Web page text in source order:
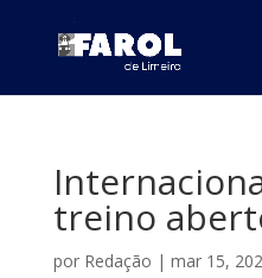
treino
por Redação | mar 15,